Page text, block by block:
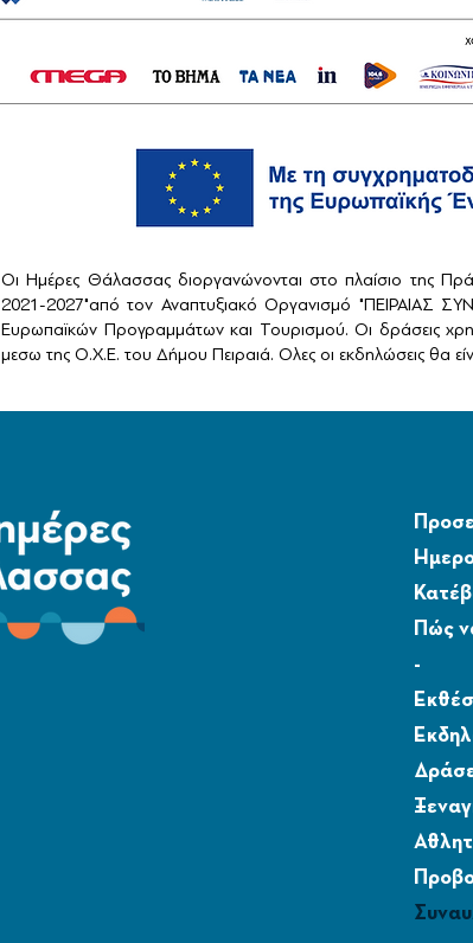
Οι Ημέρες Θάλασσας διοργανώνονται στο πλαίσιο της
2021-2027"από τον Αναπτυξιακό Οργανισμό "ΠΕΙΡΑΙΑΣ
Ευρωπαϊκών Προγραμμάτων και Τουρισμού. Οι δράσεις
μεσω της Ο.Χ.Ε. του Δήμου Πειραιά. Ολες οι εκδηλώσεις θα
Πώς
-